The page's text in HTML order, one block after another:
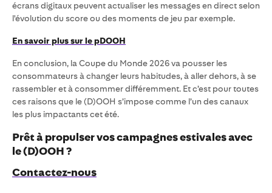
écrans digitaux peuvent actualiser les messages en direct selon
l'évolution du score ou des moments de jeu par exemple.
En savoir plus sur le pDOOH
En conclusion, la Coupe du Monde 2026 va pousser les
consommateurs à changer leurs habitudes, à aller dehors, à se
rassembler et à consommer différemment. Et c’est pour toutes
ces raisons que le (D)OOH s’impose comme l’un des canaux
les plus impactants cet été.
Prêt à propulser vos campagnes estivales avec
le (D)OOH ?
Contactez-nous